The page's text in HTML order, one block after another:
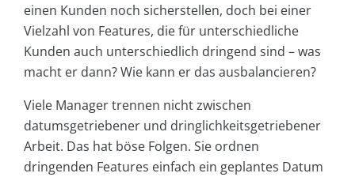
einen Kunden noch sicherstellen, doch bei einer
Vielzahl von Features, die für unterschiedliche
Kunden auch unterschiedlich dringend sind – was
macht er dann? Wie kann er das ausbalancieren?
Viele Manager trennen nicht zwischen
datumsgetriebener und dringlichkeitsgetriebener
Arbeit. Das hat böse Folgen. Sie ordnen
dringenden Features einfach ein geplantes Datum